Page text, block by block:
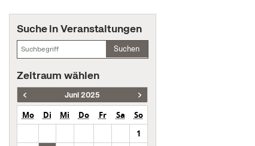
Suche in Veranstaltungen
Suchen
Zeitraum wählen
Juni 2025
Mo Di Mi Do Fr Sa
So
1